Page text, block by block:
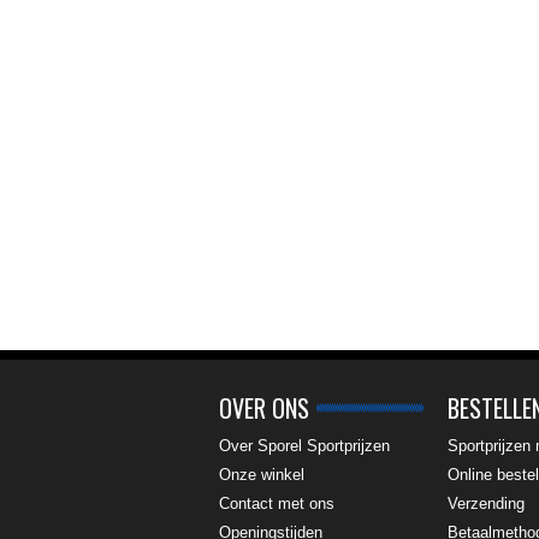
OVER ONS
Over Sporel Sportprijzen
Onze winkel
Contact met ons
Openingstijden
Sportprijzen
Online
Verzending